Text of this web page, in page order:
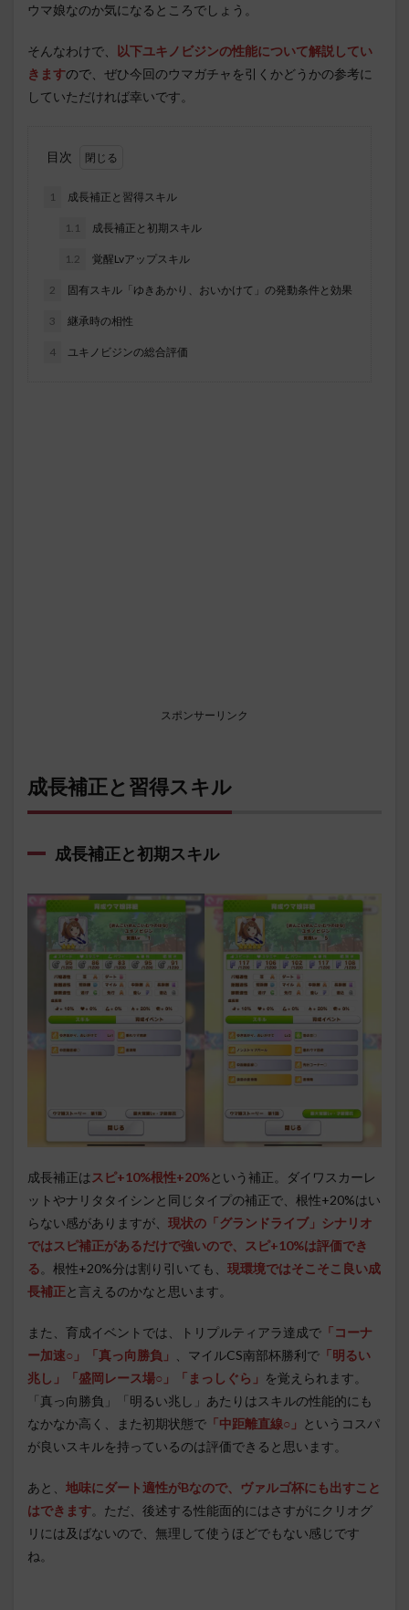
ウマ娘なのか気になるところでしょう。
そんなわけで
以下ユキノビジンの性能について解説してい
きますので、 ぜひ今回のウマガチャを引くかどうかの参考に
していただければ幸いです。
目次
1 成長補正と習得スキル
1.1 成長補正と初期スキル
1.2 覚醒Lvアップスキル
2 固有スキル「ゆきあかり、おいかけて」の発動条件と効果
3 継承時の相性
4 ユキノビジンの総合評価
スポンサーリンク
成長補正と習得スキル
成長補正と初期スキル
成長補正は スピ+10%根性+20%という補正。ダイワスカーレ
ットやナリタタイシンと同じタイプの補正で、根性+20%はい
らない感がありますが、 現状の「グランドライブ」シナリオ
ではスピ補正があるだけで強いので、スピ+10%は評価でき
る。根性+20%分は割り引いても、 現環境ではそこそこ良い成
長補正と言えるのかなと思います。
また、育成イベントでは、トリプルティアラ達成で 「コーナ
ー加速○」「真っ向勝負」
、マイルCS南部杯勝利で 「明るい
兆し」「盛岡レース場○」「まっしぐら」 を覚えられます。
「真っ向勝負」「明るい兆し」あたりはスキルの性能的にも
なかなか高く、また初期状態で 「中距離直線○」 というコスパ
が良いスキルを持っているのは評価できると思います。
あと、 地味にダート適性がBなので、ヴァルゴ杯にも出すこと
はできます。ただ、後述する性能面的にはさすがにクリオグ
リには及ばないので、無理して使うほどでもない感じです
ね。